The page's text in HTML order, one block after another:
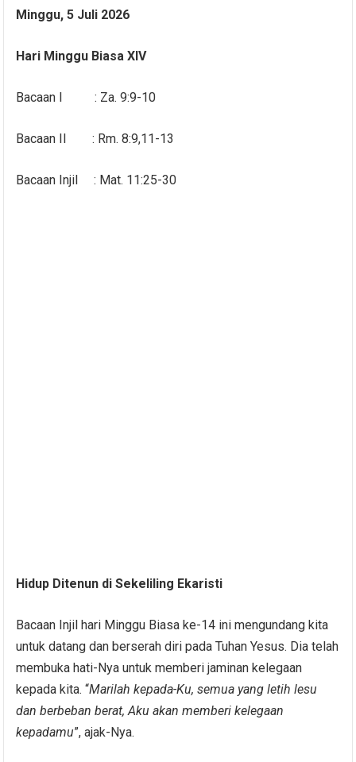
Minggu, 5 Juli 2026
Hari Minggu Biasa XIV
Bacaan I : Za. 9:9-10
Bacaan II : Rm. 8:9,11-13
Bacaan Injil : Mat. 11:25-30
Hidup Ditenun di Sekeliling Ekaristi
Bacaan Injil hari Minggu Biasa ke-14 ini mengundang kita
untuk datang dan berserah diri pada Tuhan Yesus. Dia telah
membuka hati-Nya untuk memberi jaminan kelegaan
kepada kita. “Marilah kepada-Ku, semua yang letih lesu
dan berbeban berat, Aku akan memberi kelegaan
kepadamu”, ajak-Nya.